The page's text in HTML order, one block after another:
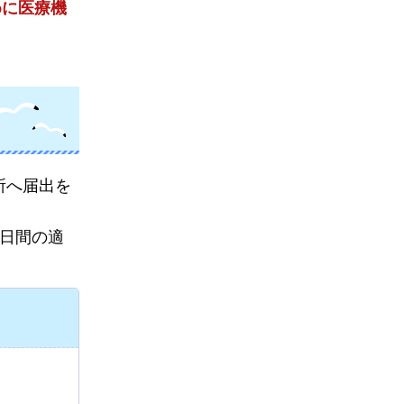
医療機
へ届出を
間の適